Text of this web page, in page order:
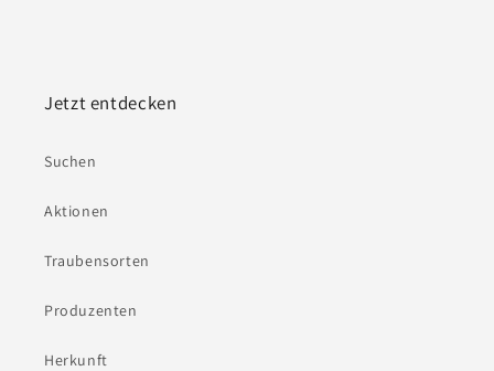
Jetzt entdecken
Suchen
Aktionen
Traubensorten
Produzenten
Herkunft